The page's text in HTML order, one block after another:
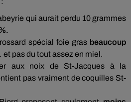
qui aurait perdu 10 grammes
spécial foie gras beaucoup
et pas du tout assez en miel.
aux noix de St-Jacques à la
pas vraiment de coquilles St-